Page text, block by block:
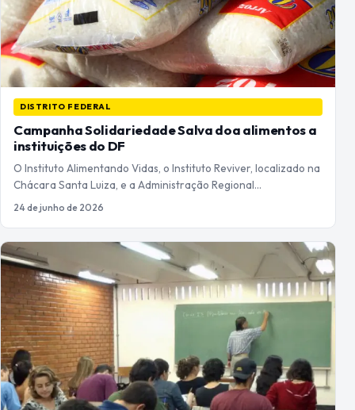
DISTRITO FEDERAL
Campanha Solidariedade Salva doa alimentos a
instituições do DF
O Instituto Alimentando Vidas, o Instituto Reviver, localizado na
Chácara Santa Luiza, e a Administração Regional…
24 de junho de 2026